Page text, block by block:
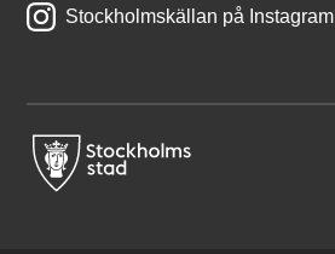
Stockholmskällan på Instagram